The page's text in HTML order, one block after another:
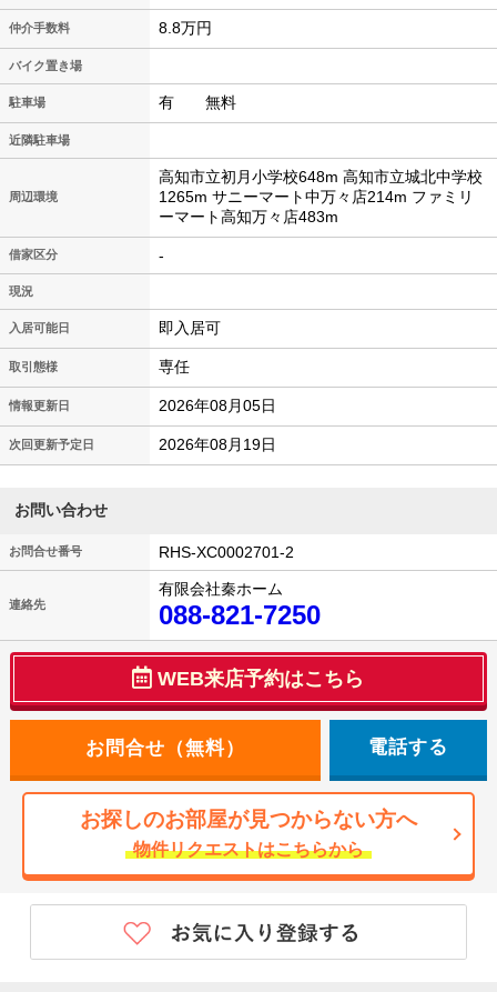
仲介手数料 8.8万円
バイク置き場
駐車場 有 無料
近隣駐車場
周辺環境
高知市立初月小学校648m 高知市立城北中学校
1265m サニーマート中万々店214m ファミリ
ーマート高知万々店483m
借家区分 -
現況
入居可能日 即入居可
取引態様 専任
情報更新日 2026年08月05日
次回更新予定日 2026年08月19日
お問い合わせ
お問合せ番号 RHS-XC0002701-2
連絡先
有限会社秦ホーム
088-821-7250
WEB来店予約はこちら
電話する
お探しのお部屋が見つからない方へ
物件リクエストはこちらから